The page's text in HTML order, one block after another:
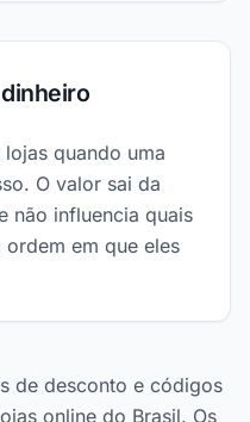
quando uma
O valor sai da
não influencia quais
em que eles
de desconto e códigos
online do Brasil. Os